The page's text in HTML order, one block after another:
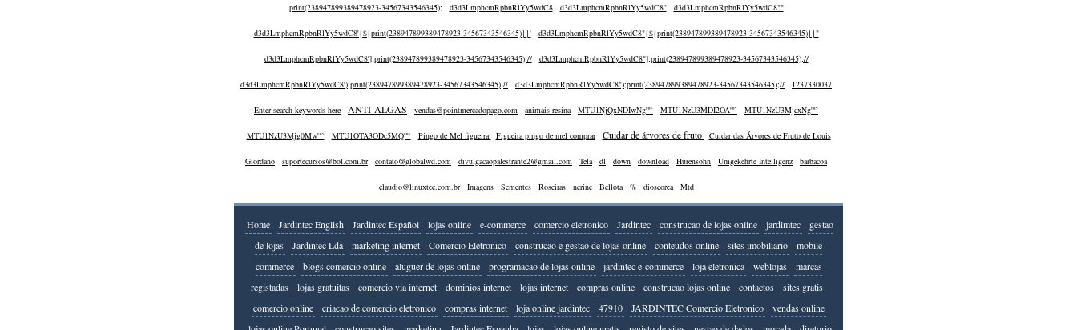
print(238947899389478923-34567343546345); d3d3LmphcmRpbnRlYy5wdC8 d3d3LmphcmRpbnRlYy5wdC8'' d3d3LmphcmRpbnRlYy5wdC8""
d3d3LmphcmRpbnRlYy5wdC8'{${print(238947899389478923-34567343546345)}}' d3d3LmphcmRpbnRlYy5wdC8"{${print(238947899389478923-34567343546345)}}"
d3d3LmphcmRpbnRlYy5wdC8'];print(238947899389478923-34567343546345);// d3d3LmphcmRpbnRlYy5wdC8"];print(238947899389478923-34567343546345);//
d3d3LmphcmRpbnRlYy5wdC8');print(238947899389478923-34567343546345);// d3d3LmphcmRpbnRlYy5wdC8");print(238947899389478923-34567343546345);// 1237330037
Enter search keywords here ANTI-ALGAS vendas@pointmercadopago.com animais resina MTU1NjQxNDIwNg'"` MTU1NzU3MDI2OA'"` MTU1NzU3MjcxNg'"`
MTU1NzU3Mjg0Mw'"` MTU1OTA3ODc5MQ'"` Pingo de Mel figueira Figueira pingo de mel comprar Cuidar de árvores de fruto Cuidar das Árvores de Fruto de Louis
Giordano suportecursos@bol.com.br contato@globalwd.com divulgacaopalestrante2@gmail.com Tela dl down download Hurensohn Umgekehrte Intelligenz barbacoa
claudio@linuxtec.com.br Imagens Sementes Roseiras nerine Bellota % dioscorea Mtd
Home Jardintec English Jardintec Español lojas online e-commerce comercio eletronico Jardintec construcao de lojas online jardimtec
gestao
de lojas
Jardintec Lda marketing internet Comercio Eletronico construcao e gestao de lojas online conteudos online sites imobiliario
mobile
commerce
blogs comercio online aluguer de lojas online programacao de lojas online jardintec e-commerce loja eletronica weblojas
marcas
registadas
lojas gratuitas comercio via internet dominios internet lojas internet compras online construcao lojas online contactos
sites gratis
comercio online
criacao de comercio eletronico compras internet loja online jardintec 47910 JARDINTEC Comercio Eletronico
vendas online